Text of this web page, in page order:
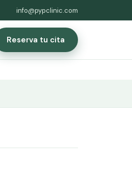
info@pypclinic.com
Reserva tu cita